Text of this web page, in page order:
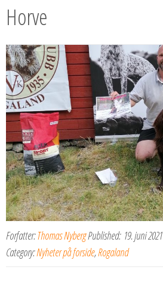
Horve
Forfatter:Thomas NybergPublished: 19. juni 2021
Category:Nyheter på forside,Rogaland